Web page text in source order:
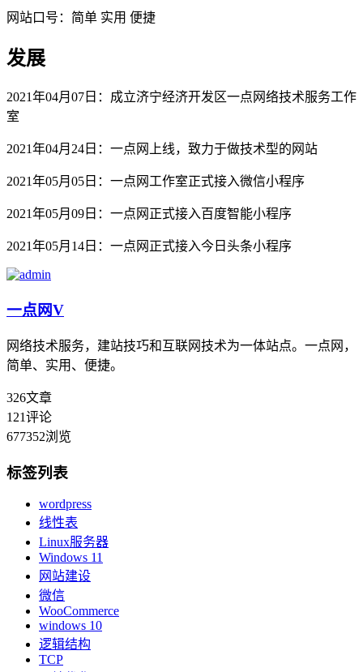
网站口号：简单 实用 便捷
发展
2021年04月07日：成立济宁经济开发区一点网络技术服务工作
室
2021年04月24日：一点网上线，致力于做技术型的网站
2021年05月05日：一点网工作室正式接入微信小程序
2021年05月09日：一点网正式接入百度智能小程序
2021年05月14日：一点网正式接入今日头条小程序
一点网V
网络技术服务，建站技巧和互联网技术为一体站点。一点网，
简单、实用、便捷。
326文章
121评论
677352浏览
标签列表
wordpress
线性表
Linux服务器
Windows 11
网站建设
微信
WooCommerce
windows 10
逻辑结构
TCP